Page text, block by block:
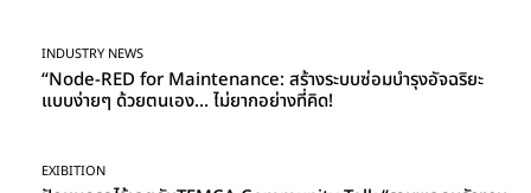
INDUSTRY NEWS
“Node-RED for Maintenance: สร้างระบบซ่อมบำรุงอัจฉริยะ
แบบง่ายๆ ด้วยตนเอง… ไม่ยากอย่างที่คิด!
EXIBITION